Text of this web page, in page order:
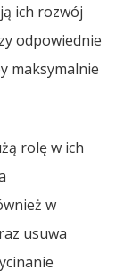
ich rozwój
odpowiednie
maksymalnie
rolę w ich
w
usuwa